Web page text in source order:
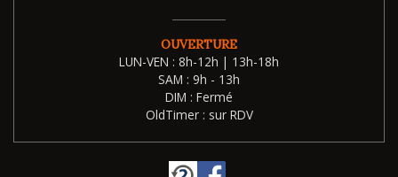
OUVERTURE
LUN-VEN : 8h-12h | 13h-18h
SAM : 9h - 13h
DIM : Fermé
OldTimer : sur RDV